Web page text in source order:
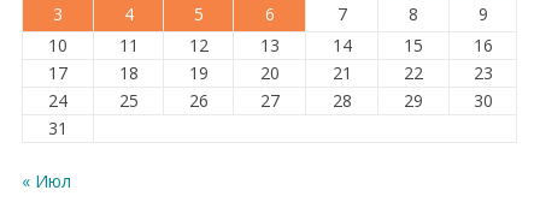
3
4 5 6 7 8
9
10
11 12 13 14 15
16
17
18 19 20 21 22
23
24
25 26 27 28 29
30
31
« Июл